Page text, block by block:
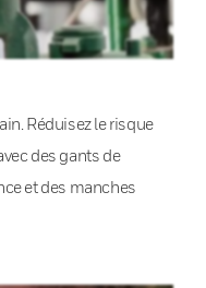
Réduisez le risque
des gants de
et des manches